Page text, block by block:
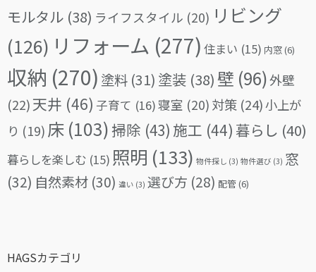
モルタル (38) ライフスタイル (20) リビング
(126) リフォーム (277) 住まい (15) 内窓(6)
収納 (270) 塗料 (31) 塗装 (38) 壁 (96)外壁
(22)天井 (46) 子育て (16)寝室 (20) 対策 (24)小上が
り (19) 床 (103)掃除 (43) 施工 (44) 暮らし (40)
暮らしを楽しむ (15) 照明 (133) 物件探し (3) 物件選び (3) 窓
(32) 自然素材 (30) 違い (3) 選び方 (28) 配管(6)
HAGSカテゴリ